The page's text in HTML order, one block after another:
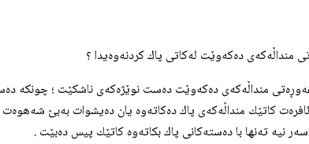
منداڵه‌كه‌ی ده‌كه‌وێت ده‌ست نوێژه‌كه‌ی ناشكێت ؛ چونكه‌
كاتێك منداڵه‌كه‌ی پاك ده‌كاته‌وه‌ یان ده‌یشوات به‌بێ
نیه‌ ته‌نها با ده‌سته‌كانی پاك بكاته‌وه‌ كاتێك پیس ده‌بێت .